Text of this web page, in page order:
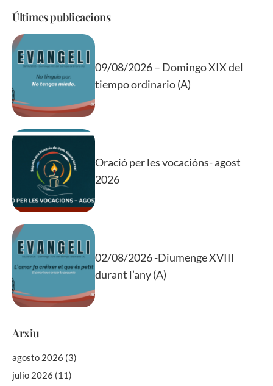
Últimes publicacions
09/08/2026 – Domingo XIX del
tiempo ordinario (A)
Oració per les vocacións- agost
2026
02/08/2026 -Diumenge XVIII
durant l’any (A)
Arxiu
agosto 2026 (3)
julio 2026 (11)